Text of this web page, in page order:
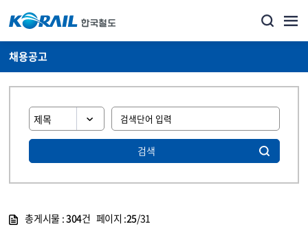
채용공고
검색
총게시물 :304건 페이지 :25/31